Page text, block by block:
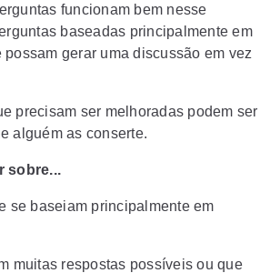
funcionam bem nesse
baseadas principalmente em
gerar uma discussão em vez
precisam ser melhoradas podem ser
alguém as conserte.
sobre...
se baseiam principalmente em
muitas respostas possíveis ou que